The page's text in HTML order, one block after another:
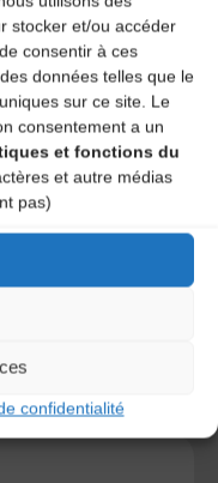
stocker et/ou accéder
consentir à ces
données telles que le
sur ce site. Le
consentement a un
et fonctions du
et autre médias
pas)
confidentialité
my browser for next
de vos